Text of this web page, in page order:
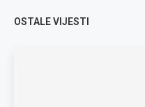
OSTALE VIJESTI